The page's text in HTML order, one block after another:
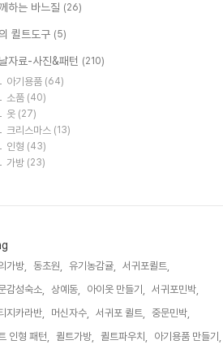
하는 바느질 (26)
퀼트도구 (5)
자료-사진&패턴 (210)
아기용품 (64)
소품 (40)
옷 (27)
크리스마스 (13)
인형 (43)
가방 (23)
가방, 동초원, 유기농감귤,
서귀포퀼트,
감성숙소,
상예동, 아이옷 만들기,
서귀포민박,
지카라반,
머신자수, 서귀포 퀼트,
중문민박,
인형 패턴,
퀼트가방, 퀼트파우치,
아기용품 만들기,